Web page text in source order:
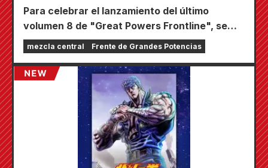
Para celebrar el lanzamiento del último
volumen 8 de "Great Powers Frontline", se
llevará a cabo una feria por tiempo limitado en
las tiendas Animate de todo el país a partir del
20 de agosto, donde podrás conseguir una
minitarjeta especialmente dibujada (¡4 tipos
mezcla central Frente de Grandes Potencias